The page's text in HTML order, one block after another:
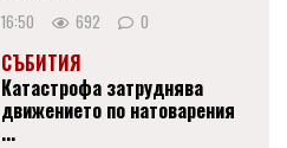
16:50 692 0
СЪБИТИЯ
Катастрофа затруднява
движението по натоварения
...